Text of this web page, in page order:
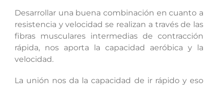
Desarrollar una buena combinación en cuanto a
resistencia y velocidad se realizan a través de las
fibras musculares intermedias de contracción
rápida, nos aporta la capacidad aeróbica y la
velocidad.
La unión nos da la capacidad de ir rápido y eso